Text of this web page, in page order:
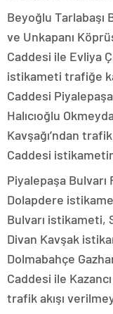
Beyoğlu Tarlabaşı
ve Unkapanı
Caddesi ile Evliya
istikameti trafiğe
Caddesi
Halıcıoğlu
Kavşağı’ndan
Caddesi
Piyalepaşa
Dolapdere
Bulvarı istikameti,
Divan Kavşak
Dolmabahçe
Caddesi ile
trafik akışı